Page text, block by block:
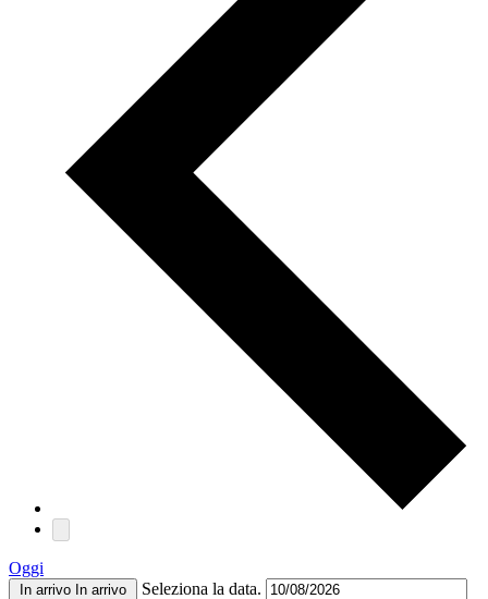
Oggi
In arrivo In arrivo Seleziona la data.